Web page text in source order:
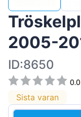
2005-
ID:8650
0.0
Sista varan